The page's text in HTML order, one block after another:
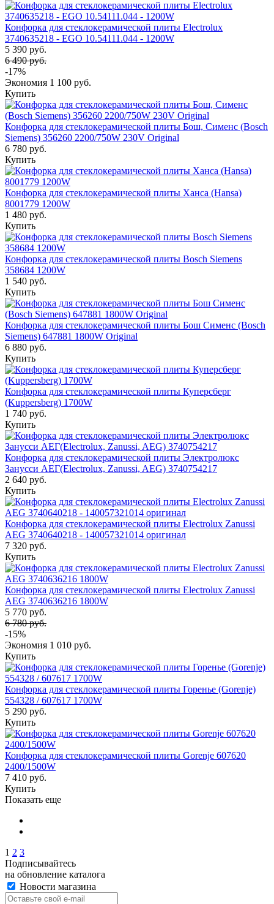
Конфорка для стеклокерамической плиты Electrolux
3740635218 - EGO 10.54111.044 - 1200W
5 390 руб.
6 490 руб.
-17%
Экономия 1 100 руб.
Купить
Конфорка для стеклокерамической плиты Бош, Сименс (Bosch
Siemens) 356260 2200/750W 230V Original
6 780 руб.
Купить
Конфорка для стеклокерамической плиты Ханса (Hansa)
8001779 1200W
1 480 руб.
Купить
Конфорка для стеклокерамической плиты Bosch Siemens
358684 1200W
1 540 руб.
Купить
Конфорка для стеклокерамической плиты Бош Сименс (Bosch
Siemens) 647881 1800W Original
6 880 руб.
Купить
Конфорка для стеклокерамической плиты Куперсберг
(Kuppersberg) 1700W
1 740 руб.
Купить
Конфорка для стеклокерамической плиты Электролюкс
Занусси АЕГ(Electrolux, Zanussi, AEG) 3740754217
2 640 руб.
Купить
Конфорка для стеклокерамической плиты Electrolux Zanussi
AEG 3740640218 - 140057321014 оригинал
7 320 руб.
Купить
Конфорка для стеклокерамической плиты Electrolux Zanussi
AEG 3740636216 1800W
5 770 руб.
6 780 руб.
-15%
Экономия 1 010 руб.
Купить
Конфорка для стеклокерамической плиты Горенье (Gorenje)
554328 / 607617 1700W
5 290 руб.
Купить
Конфорка для стеклокерамической плиты Gorenje 607620
2400/1500W
7 410 руб.
Купить
Показать еще
1 2 3
Подписывайтесь
на обновление каталога
Новости магазина